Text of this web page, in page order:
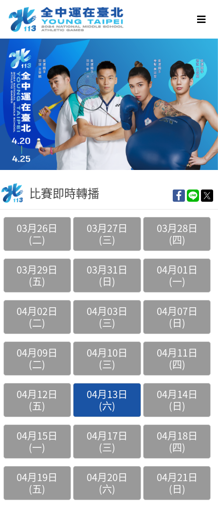
比賽即時轉播
03月26日
(二)
03月27日
(三)
03月28日
(四)
03月29日
(五)
03月31日
(日)
04月01日
(一)
04月02日
(二)
04月03日
(三)
04月07日
(日)
04月09日
(二)
04月10日
(三)
04月11日
(四)
04月12日
(五)
04月13日
(六)
04月14日
(日)
04月15日
(一)
04月17日
(三)
04月18日
(四)
04月19日
(五)
04月20日
(六)
04月21日
(日)